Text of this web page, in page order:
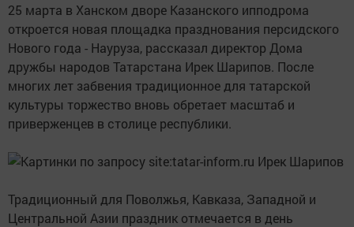
25 марта в Ханском дворе Казанского ипподрома
откроется новая площадка празднования персидского
Нового года - Науруза, рассказал директор Дома
дружбы народов Татарстана Ирек Шарипов. После
многих лет забвения традиционное для татарской
культуры торжество вновь обретает масштаб и
приверженцев в столице республики.
Традиционный для Поволжья, Кавказа, Западной и
Центральной Азии праздник отмечается в день